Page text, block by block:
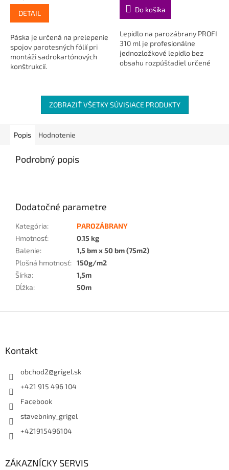
z
hviezdičiek.
cena:
DETAIL
Páska je určená na prelepenie
spojov parotesných fólií pri
montáži sadrokartónových
konštrukcií.
Do košíka
Lepidlo na parozábrany PROFI
310 ml je profesionálne
jednozložkové lepidlo bez
obsahu rozpúšťadiel určené
ZOBRAZIŤ VŠETKY SÚVISIACE PRODUKTY
Popis Hodnotenie
Podrobný popis
Dodatočné parametre
Kategória:
PAROZÁBRANY
Hmotnosť:
0.15 kg
Balenie:
1,5 bm x 50 bm (75m2)
Plošná hmotnosť: 150g/m2
Šírka:
1,5m
Dĺžka: 50m
Kontakt
obchod2@grigel.sk
+421 915 496 104
Facebook
stavebniny_grigel
+421915496104
ZÁKAZNÍCKY SERVIS